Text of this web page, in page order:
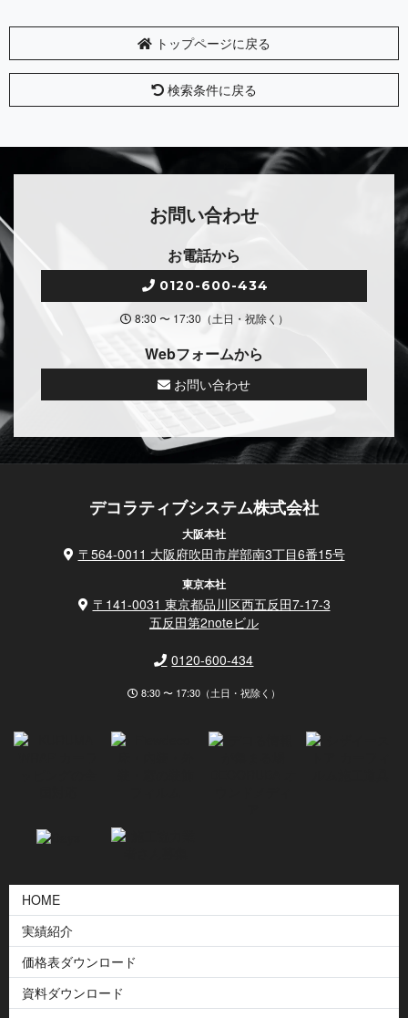
トップページに戻る
検索条件に戻る
お問い合わせ
お電話から
0120-600-434
8:30 〜 17:30（土日・祝除く）
Webフォームから
お問い合わせ
デコラティブシステム株式会社
大阪本社
〒564-0011 大阪府吹田市岸部南3丁目6番15号
東京本社
〒141-0031 東京都品川区西五反田7-17-3
五反田第2noteビル
0120-600-434
8:30 〜 17:30（土日・祝除く）
HOME
実績紹介
価格表ダウンロード
資料ダウンロード